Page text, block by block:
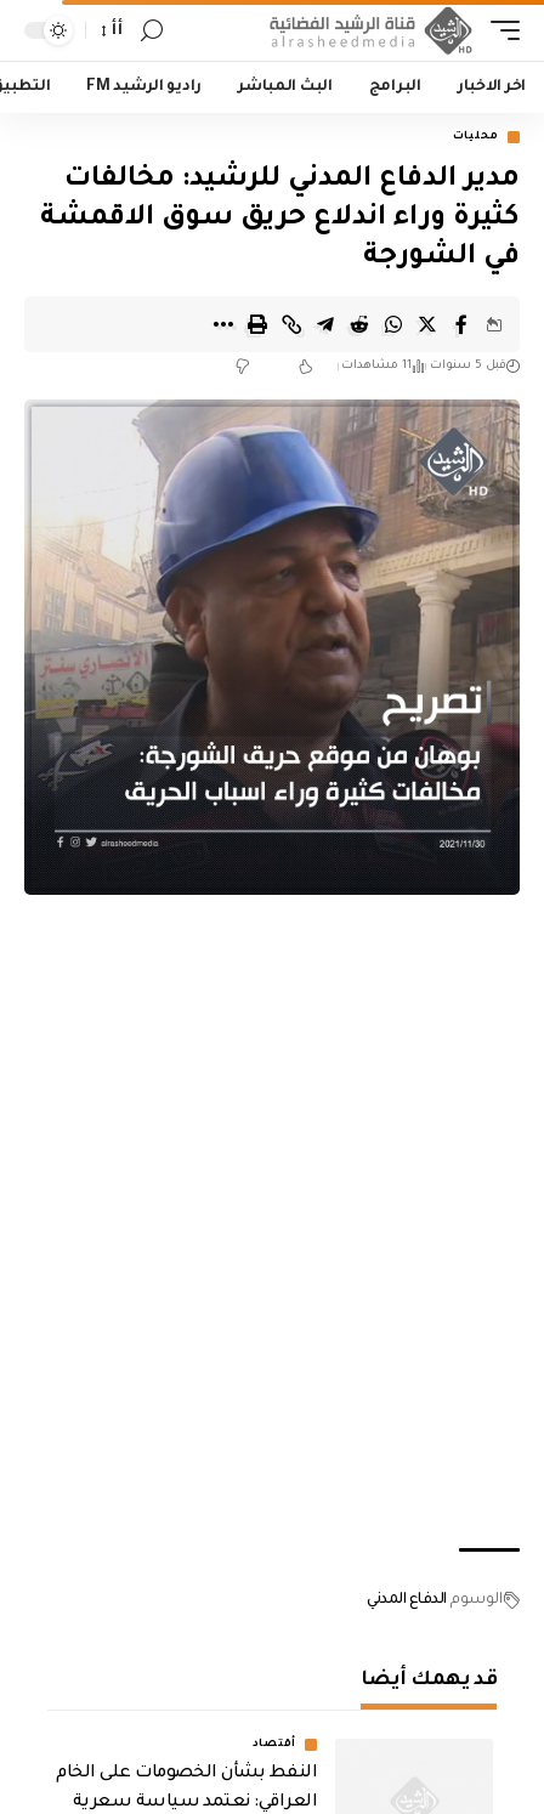
أأ
اخر الاخبار البرامج البث المباشر راديو الرشيد FM
محليات
مدير الدفاع المدني للرشيد: مخالفات
كثيرة وراء اندلاع حريق سوق الاقمشة
في الشورجة
قبل 5 سنوات 11 مشاهدات
الوسوم الدفاع المدني
قد يهمك أيضا
أقتصاد
النفط بشأن الخصومات على الخام
العراقي: نعتمد سياسة سعرية